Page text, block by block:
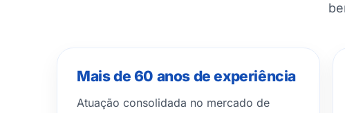
Mais de 60 anos de experiência
Atuação consolidada no mercado de